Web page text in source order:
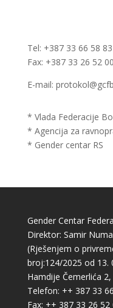
Tel: +387 33 66 58 83
Fax: +387 33 26 52 00
E-mail:
* Vlada Federacije
* Agencija za
* Gender centar RS
Gender Centar
Direktor: Samir
(Rješenjem o
broj:124/2025 od 13.
Hamdije Čemerlića
Telefon: ++ 387 33
Fax: ++ 387 33 26 52